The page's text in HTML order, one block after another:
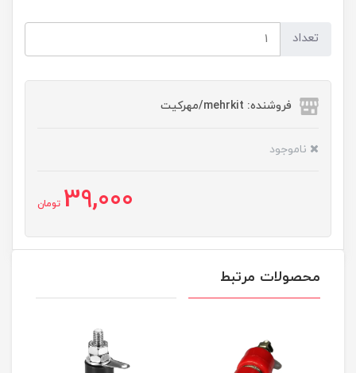
تعداد
فروشنده: mehrkit/مهرکیت
ناموجود
39,000 تومان
محصولات مرتبط